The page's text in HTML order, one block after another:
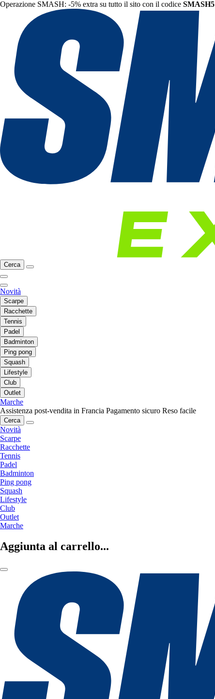
Operazione SMASH: -5% extra su tutto il sito con il codice SMASH5
Cerca
Novità
Scarpe
Racchette
Tennis
Padel
Badminton
Ping pong
Squash
Lifestyle
Club
Outlet
Marche
Assistenza post-vendita in Francia Pagamento sicuro Reso facile
Cerca
Novità
Scarpe
Racchette
Tennis
Padel
Badminton
Ping pong
Squash
Lifestyle
Club
Outlet
Marche
Aggiunta al carrello...